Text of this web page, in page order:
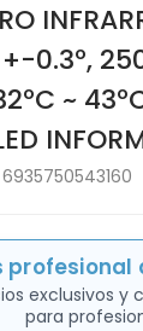
+-0.3º,
~
6935750543160
profesional
exclusivos y
para